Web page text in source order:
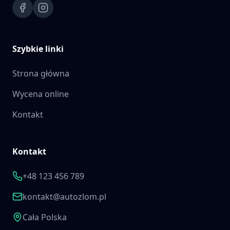
Szybkie linki
Strona główna
Wycena online
Kontakt
Kontakt
+48 123 456 789
kontakt@autozlom.pl
Cała Polska